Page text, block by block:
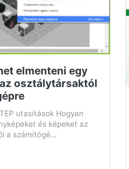
elmenteni egy
osztálytársaktól
utasítások Hogyan
és képeket az
a számítógé...